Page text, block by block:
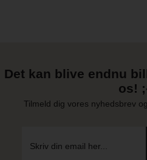
Det kan blive endnu
os!
Tilmeld dig vores nyhedsbrev